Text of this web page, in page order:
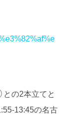
との2本立てと
13:45の名古